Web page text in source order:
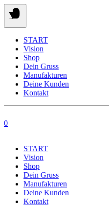
Springe
zum
Inhalt
START
Vision
Shop
Dein Gruss
Manufakturen
Deine Kunden
Kontakt
0
START
Vision
Shop
Dein Gruss
Manufakturen
Deine Kunden
Kontakt